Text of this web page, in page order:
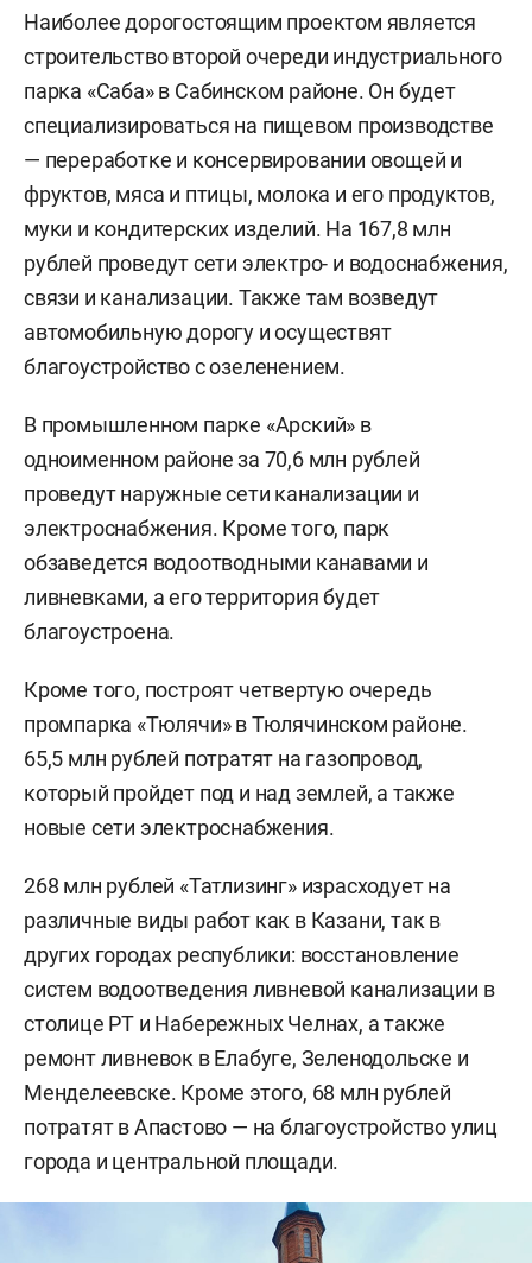
Наиболее дорогостоящим проектом является
строительство второй очереди индустриального
парка «Саба» в Сабинском районе. Он будет
специализироваться на пищевом производстве
— переработке и консервировании овощей и
фруктов, мяса и птицы, молока и его продуктов,
муки и кондитерских изделий. На 167,8 млн
рублей проведут сети электро- и водоснабжения,
связи и канализации. Также там возведут
автомобильную дорогу и осуществят
благоустройство с озеленением.
В промышленном парке «Арский» в
одноименном районе за 70,6 млн рублей
проведут наружные сети канализации и
электроснабжения. Кроме того, парк
обзаведется водоотводными канавами и
ливневками, а его территория будет
благоустроена.
Кроме того, построят четвертую очередь
промпарка «Тюлячи» в Тюлячинском районе.
65,5 млн рублей потратят на газопровод,
который пройдет под и над землей, а также
новые сети электроснабжения.
268 млн рублей «Татлизинг» израсходует на
различные виды работ как в Казани, так в
других городах республики: восстановление
систем водоотведения ливневой канализации в
столице РТ и Набережных Челнах, а также
ремонт ливневок в Елабуге, Зеленодольске и
Менделеевске. Кроме этого, 68 млн рублей
потратят в Апастово — на благоустройство улиц
города и центральной площади.